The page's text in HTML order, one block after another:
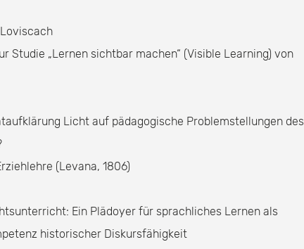
Studie „Lernen sichtbar machen“ (Visible Learning) von
Licht auf pädagogische Problemstellungen des
(Levana, 1806)
Ein Plädoyer für sprachliches Lernen als
historischer Diskursfähigkeit